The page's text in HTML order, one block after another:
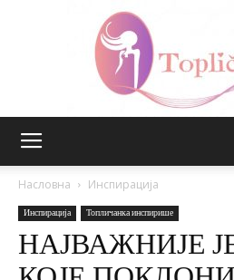
Насловна Инспирација
Инспирација Топличанка инспирише
НАЈВАЖНИЈЕ